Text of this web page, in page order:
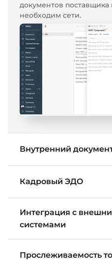
документов
необходим сети.
Внутренний
Кадровый ЭДО
Интеграция с
системами
Прослеживаемость